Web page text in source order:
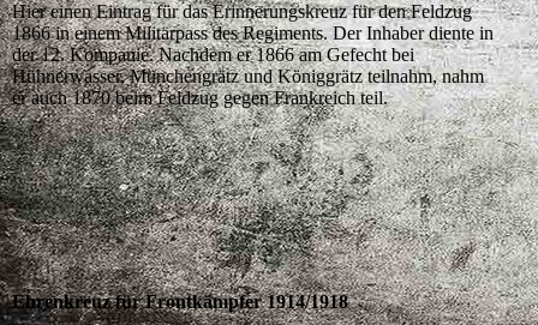
Hier einen Eintrag für das Erinnerungskreuz für den Feldzug
1866 in einem Militärpass des Regiments. Der Inhaber diente in
der 12. Kompanie. Nachdem er 1866 am Gefecht bei
Hühnerwasser, Münchengrätz und Königgrätz teilnahm, nahm
er auch 1870 beim Feldzug gegen Frankreich teil.
Ehrenkreuz für Frontkämpfer 1914/1918